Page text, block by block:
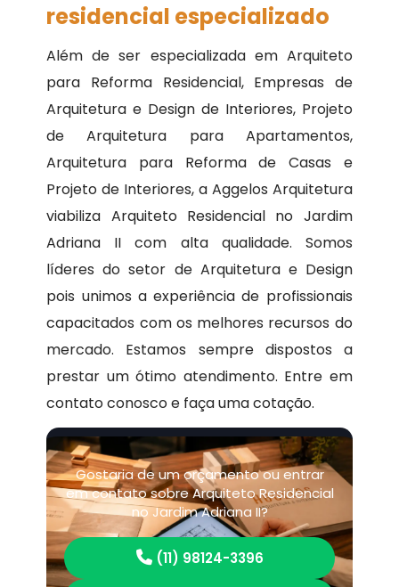
residencial especializado
Além de ser especializada em Arquiteto
para Reforma Residencial, Empresas de
Arquitetura e Design de Interiores, Projeto
de Arquitetura para Apartamentos,
Arquitetura para Reforma de Casas e
Projeto de Interiores, a Aggelos Arquitetura
viabiliza Arquiteto Residencial no Jardim
Adriana II com alta qualidade. Somos
líderes do setor de Arquitetura e Design
pois unimos a experiência de profissionais
capacitados com os melhores recursos do
mercado. Estamos sempre dispostos a
prestar um ótimo atendimento. Entre em
contato conosco e faça uma cotação.
Gostaria de um orçamento ou entrar
em contato sobre Arquiteto Residencial
no Jardim Adriana II?
(11) 98124-3396